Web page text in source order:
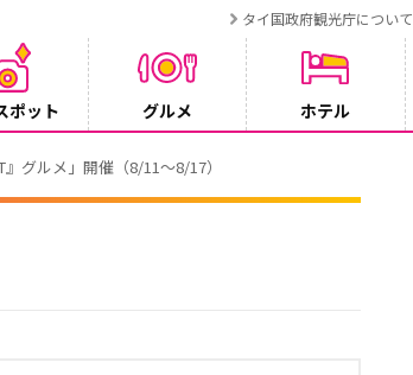
タイ国政府観光庁について
ポット グルメ ホテル
されます